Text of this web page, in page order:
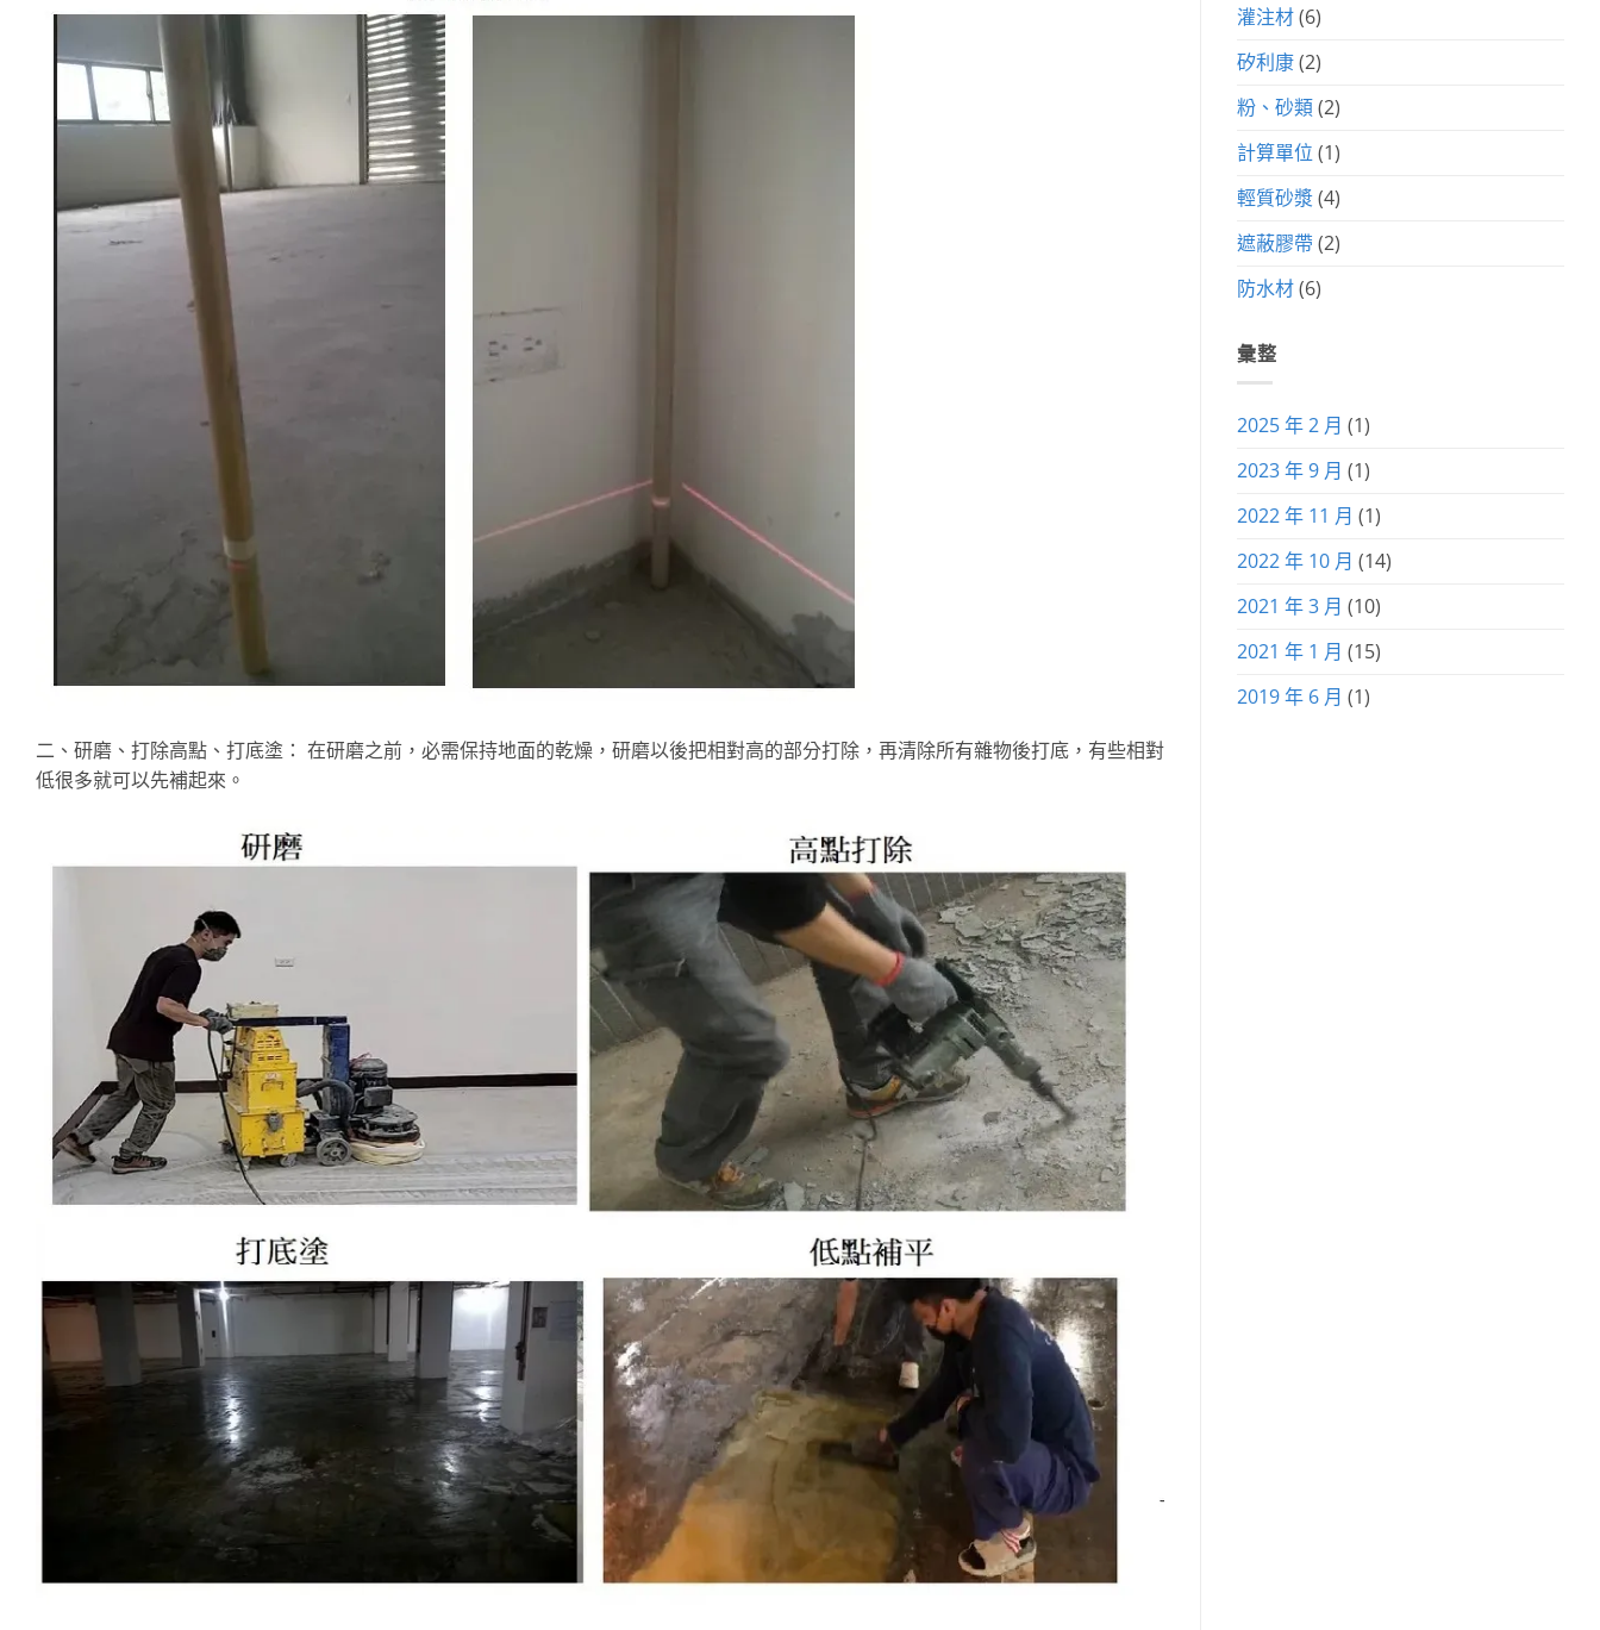
二、研磨、打除高點、打底塗： 在研磨之前，必需保持地面的乾燥，研磨以後把相對高的部分打除，再清除所有雜物後打底，有些相對
低很多就可以先補起來。
灌注材(6)
矽利康(2)
粉、砂類(2)
計算單位 (1)
輕質砂漿(4)
遮蔽膠帶 (2)
防水材(6)
彙整
2025 年 2 月 (1)
2023 年 9 月 (1)
2022 年 11 月 (1)
2022 年 10 月 (14)
2021 年 3 月 (10)
2021 年 1 月 (15)
2019 年 6 月 (1)